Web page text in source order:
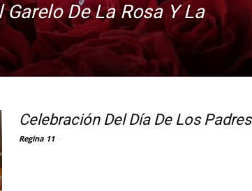
Garelo De La Rosa Y La
Celebración Del Día De Los Padres
Regina 11